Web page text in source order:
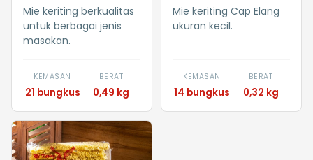
Mie keriting berkualitas
untuk berbagai jenis
masakan.
KEMASAN
21 bungkus
BERAT
0,49 kg
Mie keriting Cap Elang
ukuran kecil.
KEMASAN
14 bungkus
BERAT
0,32 kg